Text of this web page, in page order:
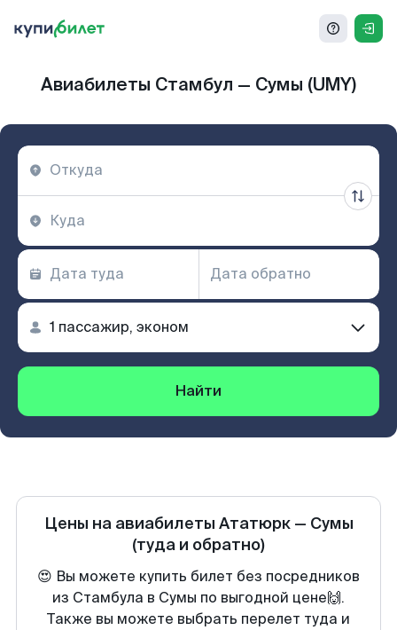
Авиабилеты Стамбул — Сумы (UMY)
Найти
Цены на авиабилеты Ататюрк— Сумы
(туда и обратно)
😍 Вы можете купить билет без посредников
из Стамбула в Сумы по выгодной цене🙌.
Также вы можете выбрать перелет туда и